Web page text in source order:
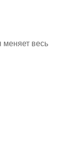
меняет весь